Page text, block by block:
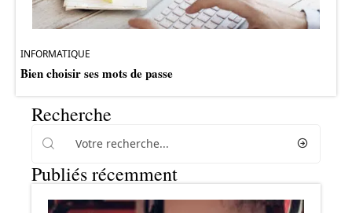
INFORMATIQUE
Bien choisir ses mots de passe
Recherche
Publiés récemment